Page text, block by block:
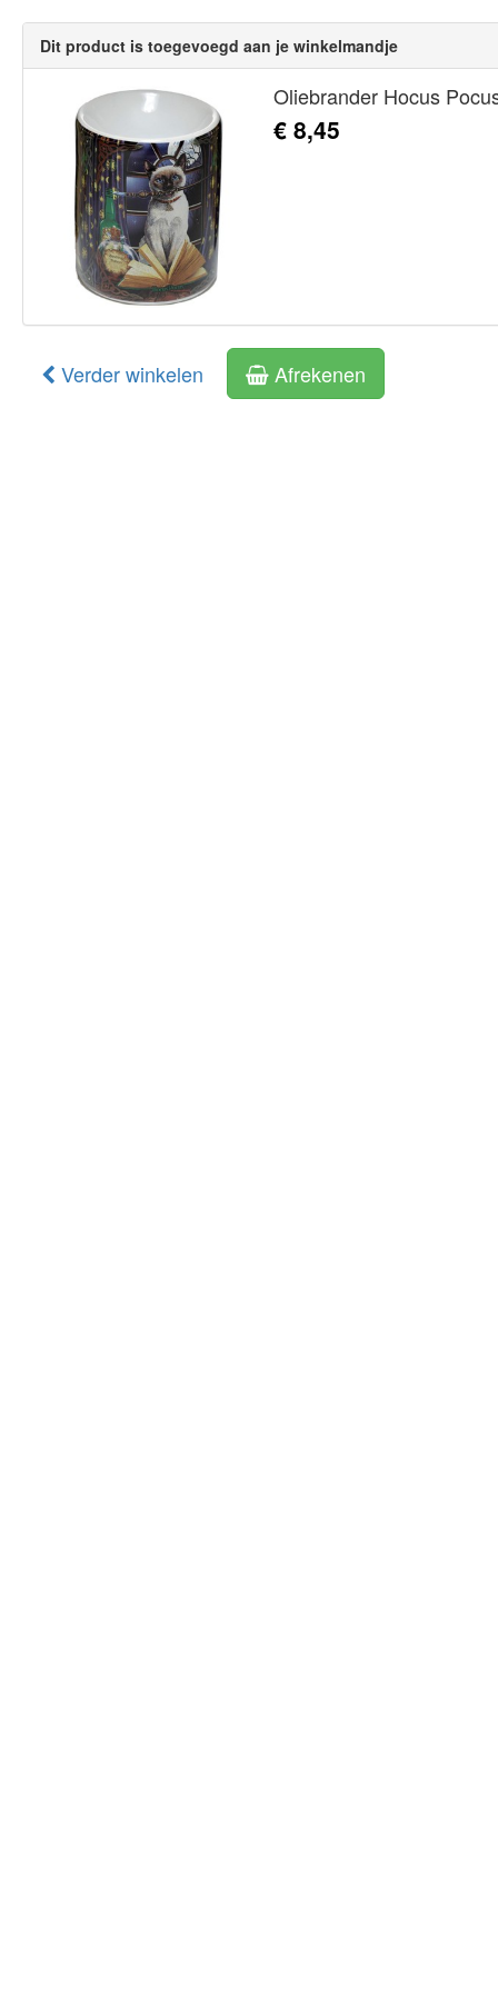
Dit product is toegevoegd aan je winkelmandje
Oliebrander Hocus
€ 8,45
Verder winkelen Afrekenen